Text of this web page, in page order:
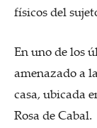
físicos del
En uno de los
amenazado a
casa, ubicada
Rosa de Cabal.